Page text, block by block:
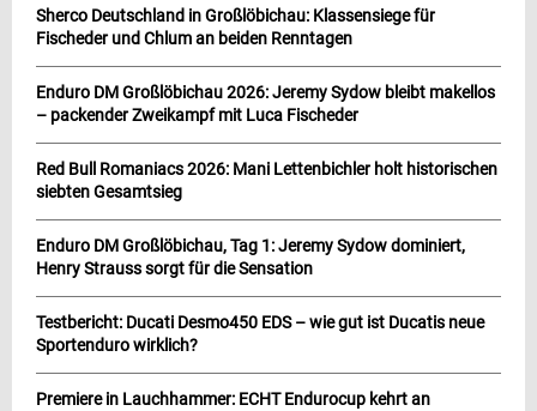
Sherco Deutschland in Großlöbichau: Klassensiege für
Fischeder und Chlum an beiden Renntagen
Enduro DM Großlöbichau 2026: Jeremy Sydow bleibt makellos
– packender Zweikampf mit Luca Fischeder
Red Bull Romaniacs 2026: Mani Lettenbichler holt historischen
siebten Gesamtsieg
Enduro DM Großlöbichau, Tag 1: Jeremy Sydow dominiert,
Henry Strauss sorgt für die Sensation
Testbericht: Ducati Desmo450 EDS – wie gut ist Ducatis neue
Sportenduro wirklich?
Premiere in Lauchhammer: ECHT Endurocup kehrt an